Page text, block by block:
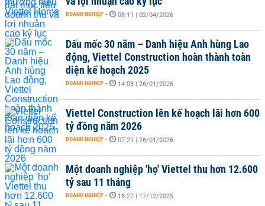
DOANH NGHIỆP - 08:11 | 02/04/2026
Dấu mốc 30 năm – Danh hiệu Anh hùng Lao
động, Viettel Construction hoàn thành toàn
diện kế hoạch 2025
DOANH NGHIỆP - 14:08 | 26/01/2026
Viettel Construction lên kế hoạch lãi hơn 600
tỷ đồng năm 2026
DOANH NGHIỆP - 07:21 | 26/01/2026
Một doanh nghiệp 'họ' Viettel thu hơn 12.600
tỷ sau 11 tháng
DOANH NGHIỆP - 16:27 | 17/12/2025